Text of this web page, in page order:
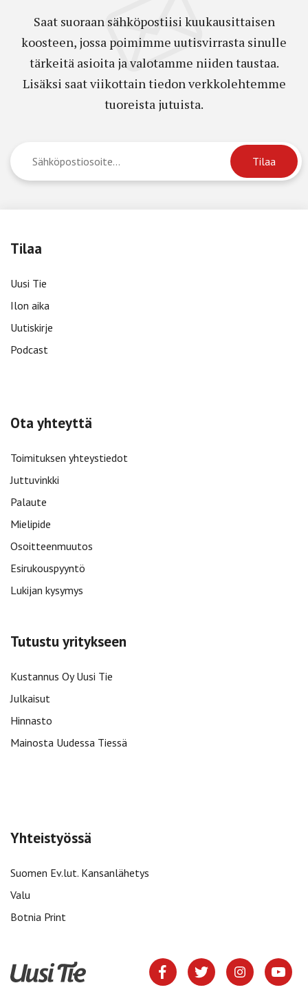
Saat suoraan sähköpostiisi kuukausittaisen
koosteen, jossa poimimme uutisvirrasta sinulle
tärkeitä asioita ja valotamme niiden taustaa.
Lisäksi saat viikottain tiedon verkkolehtemme
tuoreista jutuista.
Tilaa
Uusi Tie
Ilon aika
Uutiskirje
Podcast
Ota yhteyttä
Toimituksen yhteystiedot
Juttuvinkki
Palaute
Mielipide
Osoitteenmuutos
Esirukouspyyntö
Lukijan kysymys
Tutustu yritykseen
Kustannus Oy Uusi Tie
Julkaisut
Hinnasto
Mainosta Uudessa Tiessä
Yhteistyössä
Suomen Ev.lut. Kansanlähetys
Valu
Botnia Print